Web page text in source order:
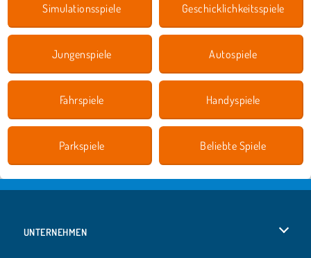
Simulationsspiele Geschicklichkeitsspiele
Jungenspiele Autospiele
Fahrspiele Handyspiele
Parkspiele Beliebte Spiele
UNTERNEHMEN